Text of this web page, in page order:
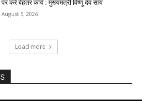
पर करें बेहतर कार्य : मुख्यमंत्री विष्णु देव साय
August 5, 2026
Load more